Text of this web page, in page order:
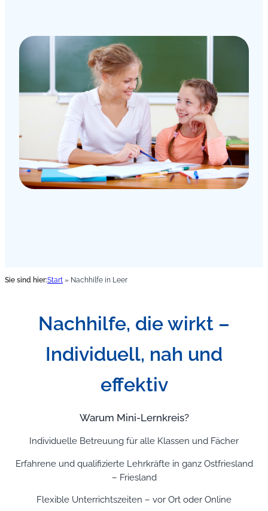
Sie sind hier:Start » Nachhilfe in Leer
Nachhilfe, die wirkt –
Individuell, nah und
effektiv
Warum Mini-Lernkreis?
Individuelle Betreuung für alle Klassen und Fächer
Erfahrene und qualifizierte Lehrkräfte in ganz Ostfriesland
– Friesland
Flexible Unterrichtszeiten – vor Ort oder Online